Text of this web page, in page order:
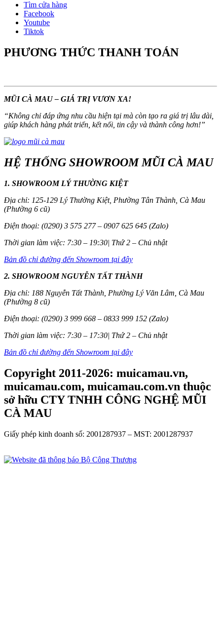
Tìm cửa hàng
Facebook
Youtube
Tiktok
PHƯƠNG THỨC THANH TOÁN
MŨI CÀ MAU – GIÁ TRỊ VƯƠN XA!
“Không chỉ đáp ứng nhu cầu hiện tại mà còn tạo ra giá trị lâu dài,
giúp khách hàng phát triển, kết nối, tin cậy và thành công hơn!”
HỆ THỐNG SHOWROOM MŨI CÀ MAU
1. SHOWROOM LÝ THƯỜNG KIỆT
Địa chỉ: 125-129 Lý Thường Kiệt, Phường Tân Thành, Cà Mau
(Phường 6 cũ)
Điện thoại: (0290) 3 575 277 – 0907 625 645 (Zalo)
Thời gian làm việc: 7:30 – 19:30| Thứ 2 – Chủ nhật
Bản đồ chỉ đường đến Showroom tại đây
2. SHOWROOM NGUYỄN TẤT THÀNH
Địa chỉ: 188 Nguyễn Tất Thành, Phường Lý Văn Lâm, Cà Mau
(Phường 8 cũ)
Điện thoại: (0290) 3 999 668 – 0833 999 152 (Zalo)
Thời gian làm việc: 7:30 – 17:30| Thứ 2 – Chủ nhật
Bản đồ chỉ đường đến Showroom tại đây
Copyright 2011-2026: muicamau.vn,
muicamau.com, muicamau.com.vn thuộc
sở hữu CTY TNHH CÔNG NGHỆ MŨI
CÀ MAU
Giấy phép kinh doanh số: 2001287937 – MST: 2001287937